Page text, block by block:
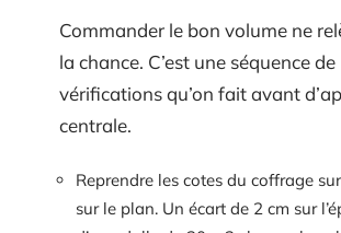
Commander le bon volume ne
la chance. C’est une séquence de
vérifications qu’on fait avant
centrale.
Reprendre les cotes du coffrage
sur le plan. Un écart de 2 cm sur